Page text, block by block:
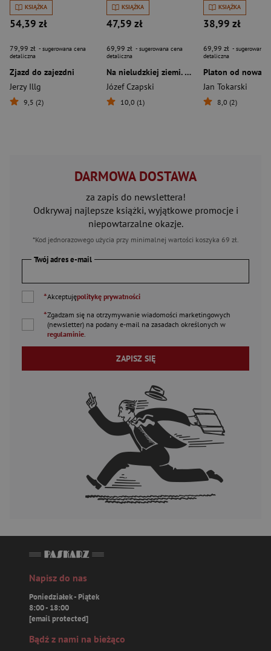
KSIĄŻKA
54,39 zł
79,99 zł - sugerowana cena
detaliczna
Zjazd do zajezdni
Jerzy Illg
9,5 (2)
KSIĄŻKA
47,59 zł
69,99 zł - sugerowana cena
detaliczna
Na nieludzkiej ziemi. Wydanie pełne
Józef Czapski
10,0 (1)
KSIĄŻKA
38,99 zł
69,99 zł - sugerowana
detaliczna
Platon od nowa
Jan Tokarski
8,0 (2)
DARMOWA DOSTAWA
za zapis do newslettera!
Odkrywaj najlepsze książki, wyjątkowe promocje i
niepowtarzalne okazje.
*Kod jednorazowego użycia przy minimalnej wartości koszyka 69 zł.
Twój adres e-mail
*Akceptujępolitykę prywatności
*Zgadzam się na otrzymywanie wiadomości marketingowych
(newsletter) na podany e-mail na zasadach określonych w
regulaminie
ZAPISZ SIĘ
Napisz do nas
Poniedziałek - Piątek
8:00 - 18:00
[email protected]
Bądź z nami na bieżąco